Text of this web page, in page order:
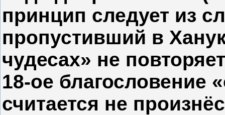
принцип следует из
пропустивший в
чудесах» не
18-ое благословение
считается не